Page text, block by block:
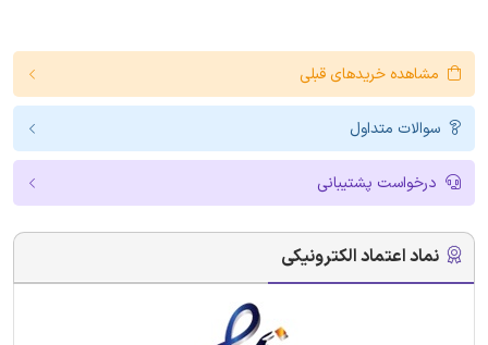
مشاهده خریدهای قبلی
سوالات متداول
درخواست پشتیبانی
نماد اعتماد الکترونیکی